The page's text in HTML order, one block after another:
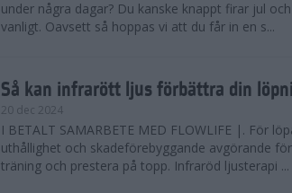
under några dagar? Du kanske knappt firar jul
vanligt. Oavsett så hoppas vi att du får in en s...
Så kan infrarött ljus förbättra din
20 dec 2024
I BETALT SAMARBETE MED FLOWLIFE |. För
uthållighet och skadeförebyggande avgörande
träning och prestera på topp. Infraröd ljusterapi ...